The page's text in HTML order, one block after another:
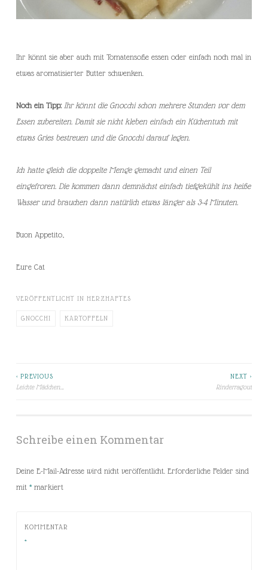
Ihr könnt sie aber auch mit Tomatensoße essen oder einfach noch mal in
etwas aromatisierter Butter schwenken.
Noch ein Tipp: Ihr könnt die Gnocchi schon mehrere Stunden vor dem
Essen zubereiten. Damit sie nicht kleben einfach ein Küchentuch mit
etwas Gries bestreuen und die Gnocchi darauf legen.
Ich hatte gleich die doppelte Menge gemacht und einen Teil
eingefroren. Die kommen dann demnächst einfach tiefgekühlt ins heiße
Wasser und brauchen dann natürlich etwas länger als 3-4 Minuten.
Buon Appetito,
Eure Cat
VERÖFFENTLICHT IN HERZHAFTES
GNOCCHI KARTOFFELN
Beitragsnavigation
< PREVIOUS
Leichte Mädchen….
NEXT >
Rinderragout
Schreibe einen Kommentar
Deine E-Mail-Adresse wird nicht veröffentlicht. Erforderliche Felder sind
mit *markiert
KOMMENTAR
*